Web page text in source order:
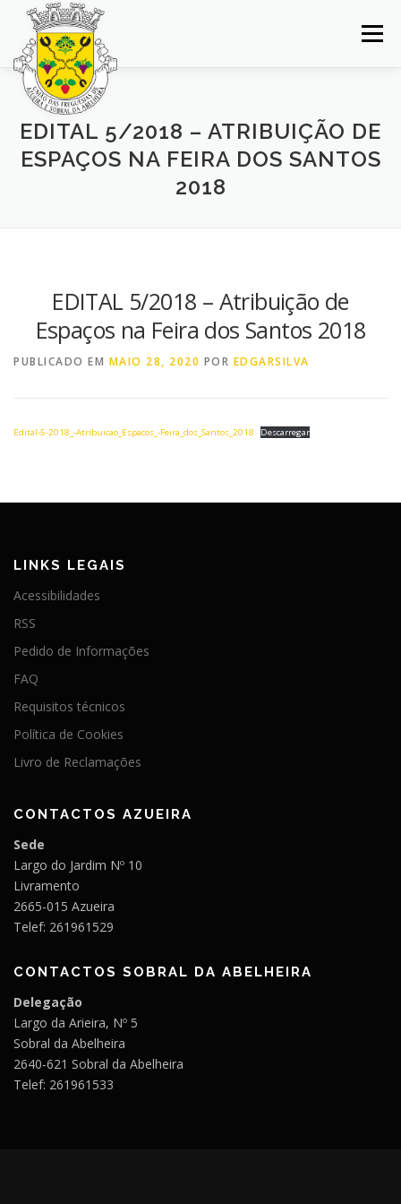
Saltar
conteúdo
Menu
INÍCIO JUNTA DE FREGUESIA
BALCÃO VIRTUAL NOTÍCIAS MAPA
EDITAL 5/2018 – ATRIBUIÇÃO DE
ESPAÇOS NA FEIRA DOS SANTOS
2018
EDITAL 5/2018 – Atribuição de
Espaços na Feira dos Santos 2018
PUBLICADO EM MAIO 28, 2020 POR EDGARSILVA
Edital-5-2018_-Atribuicao_Espacos_-Feira_dos_Santos_2018 Descarregar
LINKS LEGAIS
Acessibilidades
RSS
Pedido de Informações
FAQ
Requisitos técnicos
Política de Cookies
Livro de Reclamações
CONTACTOS AZUEIRA
Sede
Largo do Jardim Nº 10
Livramento
2665-015 Azueira
Telef: 261961529
CONTACTOS SOBRAL DA ABELHEIRA
Delegação
Largo da Arieira, Nº 5
Sobral da Abelheira
2640-621 Sobral da Abelheira
Telef: 261961533